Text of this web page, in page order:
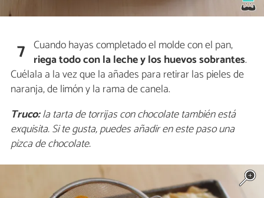
7 Cuando hayas completado el molde con el pan,
riega todo con la leche y los huevos sobrantes.
Cuélala a la vez que la añades para retirar las pieles de
naranja, de limón y la rama de canela.
Truco:la tarta de torrijas con chocolate también está
exquisita. Si te gusta, puedes añadir en este paso una
pizca de chocolate.